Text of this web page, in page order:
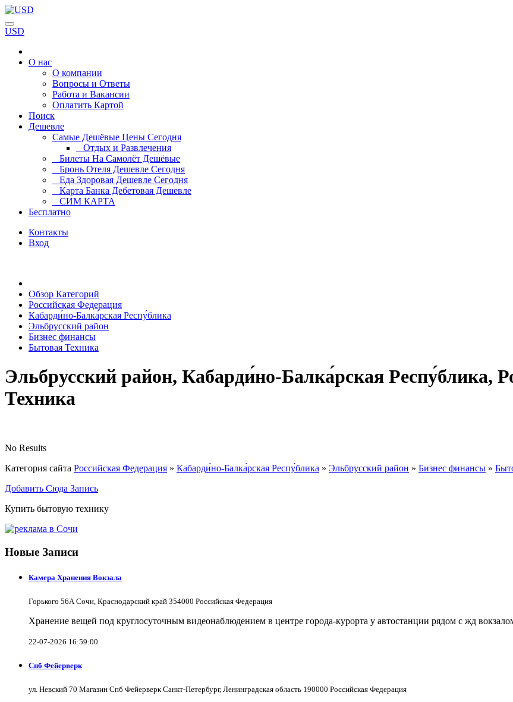
USD
О нас
О компании
Вопросы и Ответы
Работа и Вакансии
Оплатить Картой
Поиск
Дешевле
Самые Дешёвые Цены Сегодня
Отдых и Развлечения
Билеты На Самолёт Дешёвые
Бронь Отеля Дешевле Сегодня
Еда Здоровая Дешевле Сегодня
Карта Банка Дебетовая Дешевле
СИМ КАРТА
Бесплатно
Контакты
Вход
Обзор Категорий
Российская Федерация
Кабарди́но-Балка́рская Респу́блика
Эльбрусский район
Бизнес финансы
Бытовая Техника
Эльбрусский район, Кабарди́но-Балка́рская Респу́блика,
Техника
No Results
Категория сайта Российская Федерация » Кабарди́но-Балка́рская Респу́блика » Эльбрусский район » Бизнес финансы »
Добавить Сюда Запись
Купить бытовую технику
Новые Записи
Камера Хранения Вокзала
Горького 56А Сочи, Краснодарский край 354000 Российская Федерация
Хранение вещей под круглосуточным видеонаблюдением в центре города-курорта у автостанции рядом с жд
22-07-2026 16:59:00
Спб Фейерверк
ул. Невский 70 Магазин Спб Фейерверк Санкт-Петербург, Ленинградская область 190000 Российская Федерация